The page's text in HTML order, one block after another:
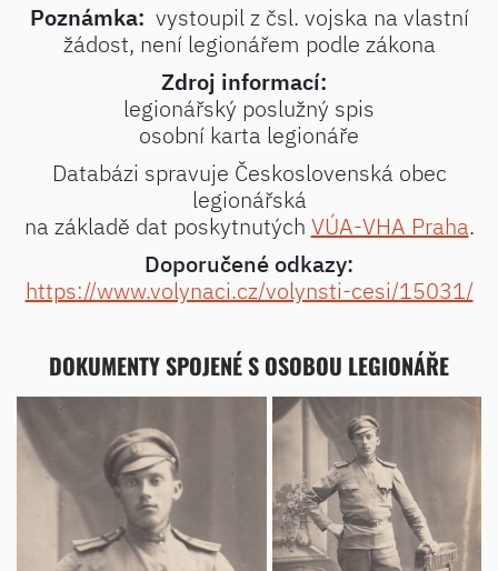
Poznámka: vystoupil z čsl. vojska na vlastní
žádost, není legionářem podle zákona
Zdroj informací:
legionářský poslužný spis
osobní karta legionáře
Databázi spravuje Československá obec
legionářská
na základě dat poskytnutých VÚA-VHA Praha.
Doporučené odkazy:
https://www.volynaci.cz/volynsti-cesi/15031/
DOKUMENTY SPOJENÉ S OSOBOU LEGIONÁŘE